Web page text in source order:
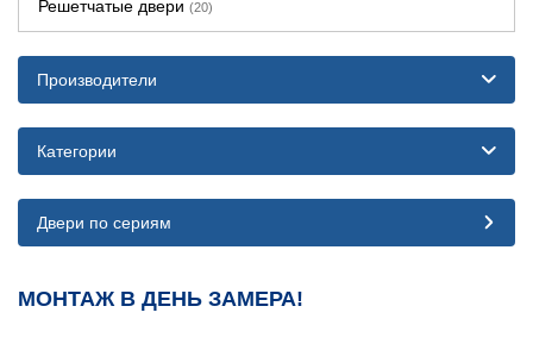
Решетчатые двери (20)
Производители
Категории
Двери по сериям
МОНТАЖ В ДЕНЬ ЗАМЕРА!